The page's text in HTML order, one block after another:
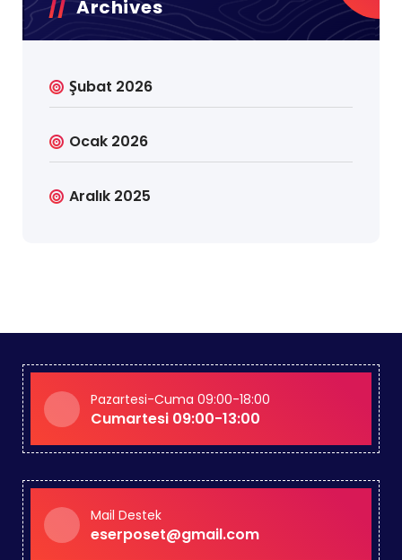
Archives
Şubat 2026
Ocak 2026
Aralık 2025
Pazartesi-Cuma 09:00-18:00
Cumartesi 09:00-13:00
Mail Destek
eserposet@gmail.com